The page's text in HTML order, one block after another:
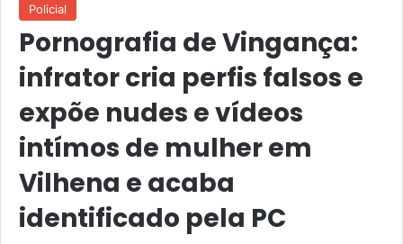
Policial
Pornografia de Vingança:
infrator cria perfis falsos e
expõe nudes e vídeos
intímos de mulher em
Vilhena e acaba
identificado pela PC